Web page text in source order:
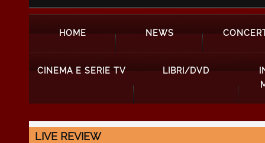
HOME NEWS
CINEMA E SERIE TV LIBRI/DVD
LIVE REVIEW